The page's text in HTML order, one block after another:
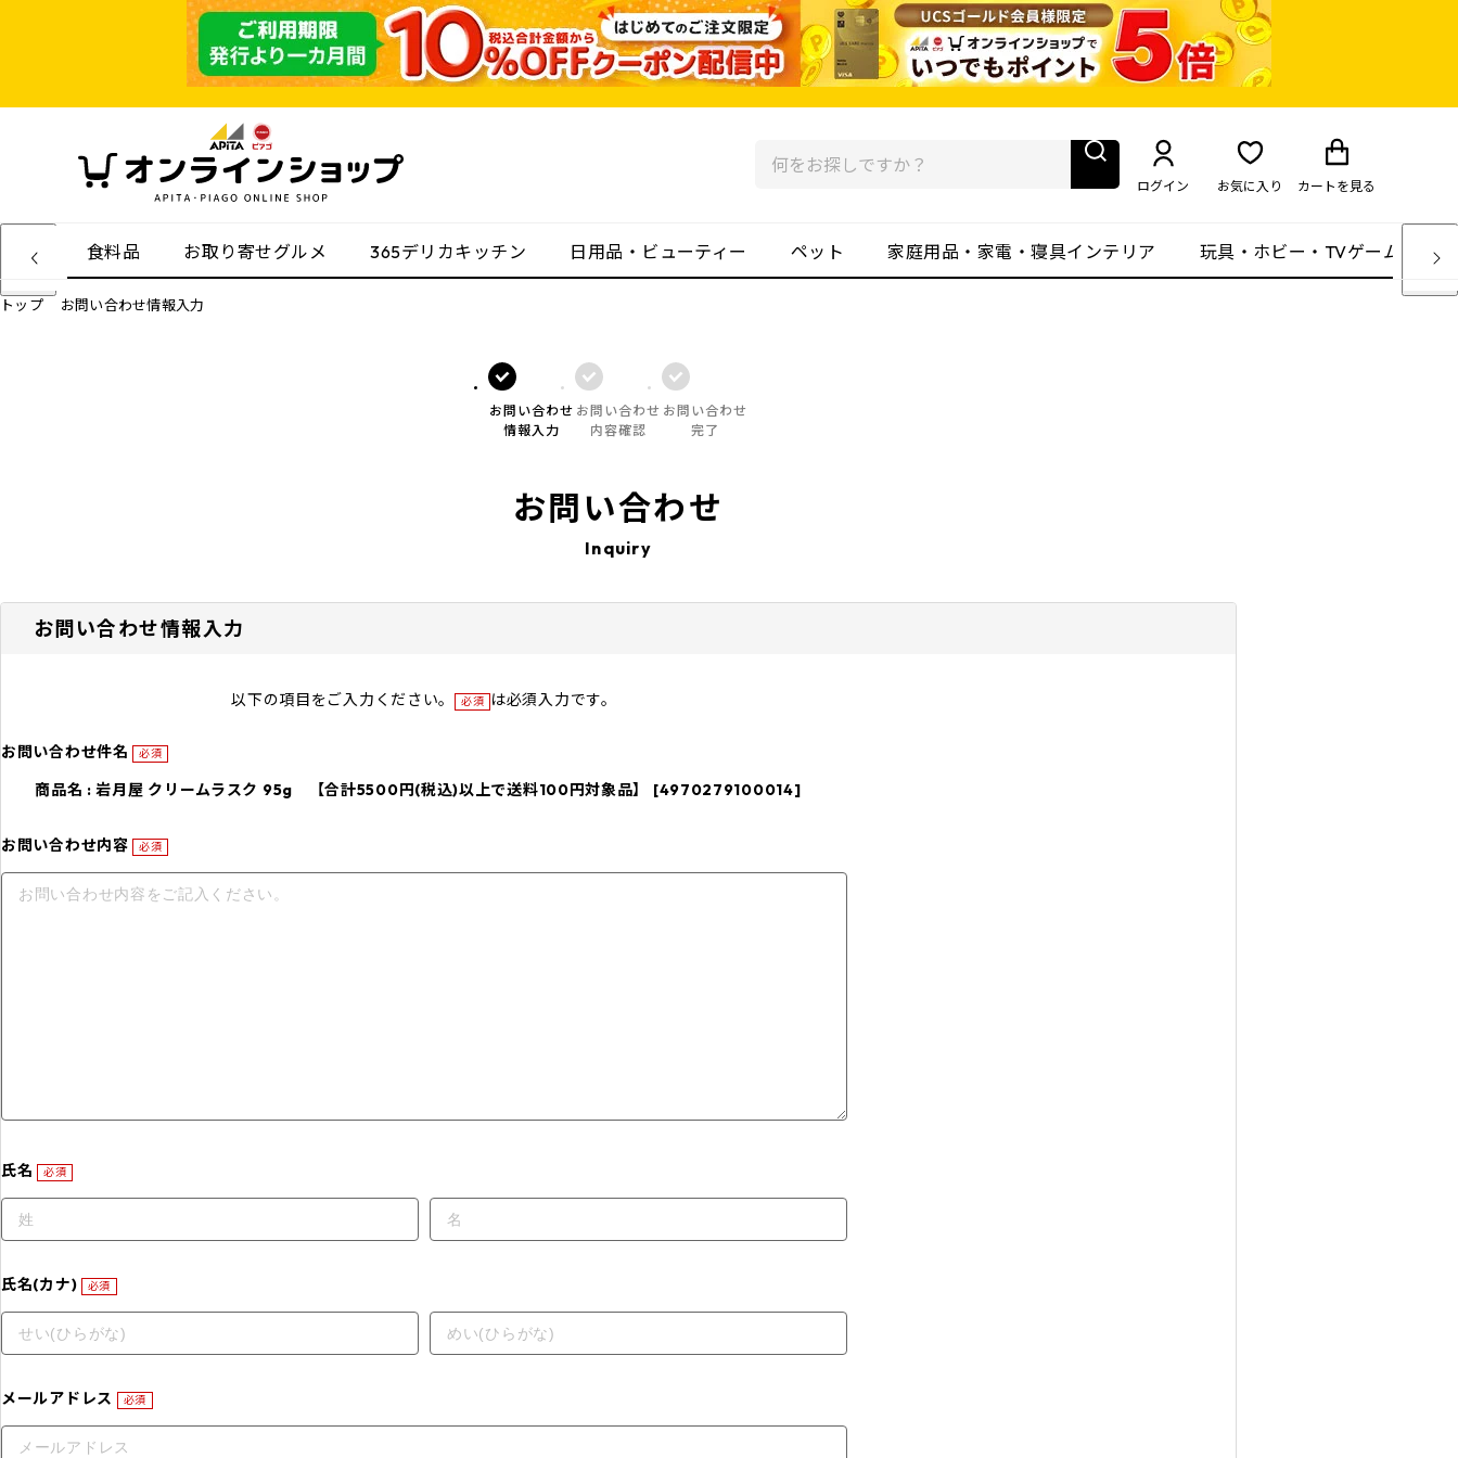
ログイン お気に入り カート を見る
食料品 お取り寄せグルメ 365デリカキッチン 日用品・ビューティー ペット 家庭用品・家電・寝具インテリア 玩具・ホビー・TVゲーム
トップ お問い合わせ情報入力
お問い合わせ
情報入力
お問い合わせ
内容確認
お問い合わせ
完了
お問い合わせ
Inquiry
お問い合わせ情報入力
以下の項目をご入力ください。 必須 は必須入力です。
お問い合わせ件名 必須
商品名 : 岩月屋 クリームラスク 95g 【合計5500円(税込)以上で送料100円対象品】 [4970279100014]
お問い合わせ内容 必須
氏名 必須
氏名(カナ) 必須
メールアドレス 必須